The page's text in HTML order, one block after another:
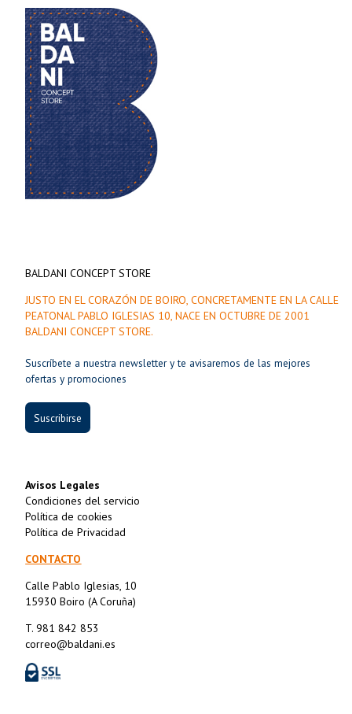
BALDANI CONCEPT STORE
JUSTO EN EL CORAZÓN DE BOIRO, CONCRETAMENTE EN LA CALLE
PEATONAL PABLO IGLESIAS 10, NACE EN OCTUBRE DE 2001
BALDANI CONCEPT STORE.
Suscríbete a nuestra newsletter y te avisaremos de las mejores
ofertas y promociones
Suscribirse
Avisos Legales
Condiciones del servicio
Política de cookies
Política de Privacidad
CONTACTO
Calle Pablo Iglesias, 10
15930 Boiro (A Coruña)
T. 981 842 853
correo@baldani.es